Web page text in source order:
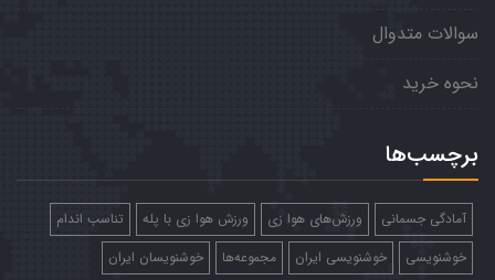
سوالات متدوال
نحوه خرید
برچسب‌ها
آمادگی جسمانی ورزش‌های هوا زی ورزش هوا زی با پله
تناسب اندام
خوشنویسی
خوشنویسی ایران مجموعه‌ها خوشنویسان ایران